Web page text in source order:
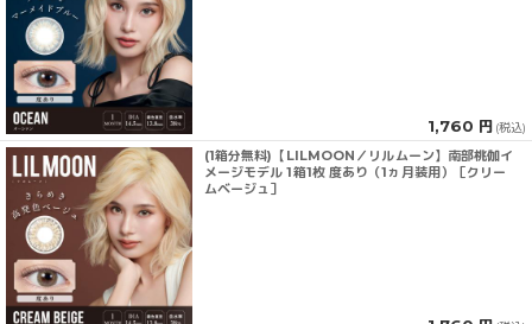
1,760 円 (税込)
(1箱分無料)【LILMOON／リルムーン】南部桃伽イ
メージモデル 1箱1枚 度あり（1ヵ月装用）［クリー
ムベージュ］